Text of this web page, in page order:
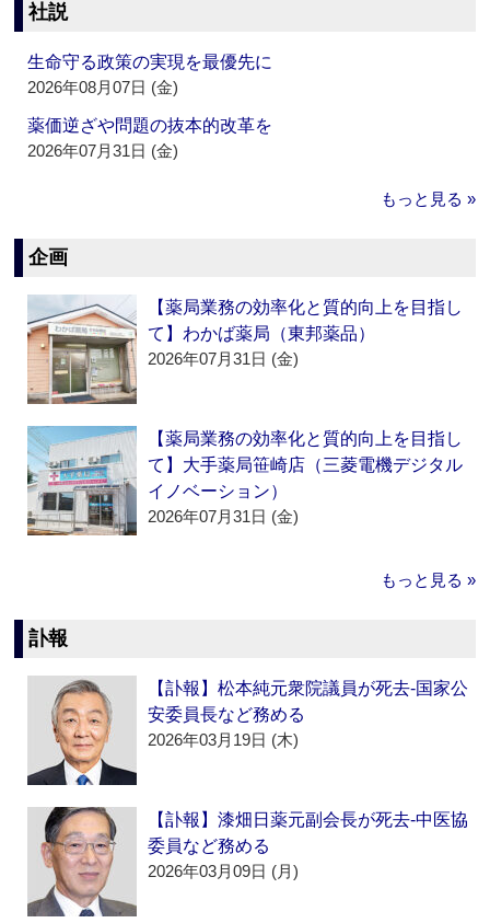
社説
生命守る政策の実現を最優先に
2026年08月07日 (金)
薬価逆ざや問題の抜本的改革を
2026年07月31日 (金)
もっと見る »
企画
【薬局業務の効率化と質的向上を目指し
て】わかば薬局（東邦薬品）
2026年07月31日 (金)
【薬局業務の効率化と質的向上を目指し
て】大手薬局笹崎店（三菱電機デジタル
イノベーション）
2026年07月31日 (金)
もっと見る »
訃報
【訃報】松本純元衆院議員が死去‐国家公
安委員長など務める
2026年03月19日 (木)
【訃報】漆畑日薬元副会長が死去‐中医協
委員など務める
2026年03月09日 (月)